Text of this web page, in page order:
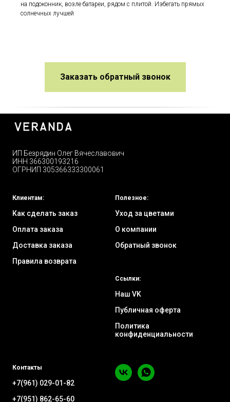
на подоконник, возле батареи, рядом с плитой. Избегать прямых
солнечных лучшей
Заказать обратный звонок
ИП Безрядин Олег Вячеславович
ИНН 366300193216
ОГРНИП 305366333300061
Клиентам:
Как сделать заказ
Оплата заказа
Доставка заказа
Правила возврата
Полезное:
Уход за цветами
О компании
Обратный звонок
Ссылки:
Наш VK
Публичная оферта
Политика
конфиденциальности
Контакты
+7(961) 029-01-82
+7(951) 862-65-60